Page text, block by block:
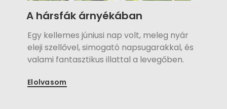
A hársfák árnyékában
Egy kellemes júniusi nap volt, meleg nyár
eleji szellővel, simogató napsugarakkal, és
valami fantasztikus illattal a levegőben.
szélben egy ígéretes házasság
Elolvasom